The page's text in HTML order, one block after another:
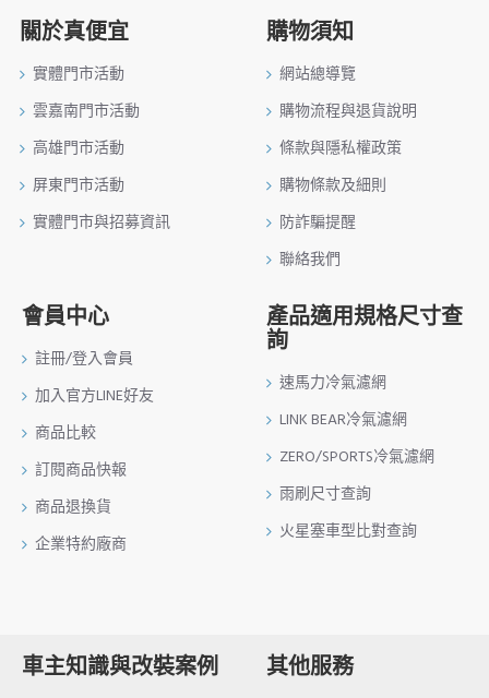
關於真便宜
實體門市活動
雲嘉南門市活動
高雄門市活動
屏東門市活動
實體門市與招募資訊
購物須知
網站總導覽
購物流程與退貨說明
條款與隱私權政策
購物條款及細則
防詐騙提醒
聯絡我們
會員中心
註冊/登入會員
加入官方LINE好友
商品比較
訂閱商品快報
商品退換貨
企業特約廠商
產品適用規格尺寸查
詢
速馬力冷氣濾網
LINK BEAR冷氣濾網
ZERO/SPORTS冷氣濾網
雨刷尺寸查詢
火星塞車型比對查詢
車主知識與改裝案例 其他服務